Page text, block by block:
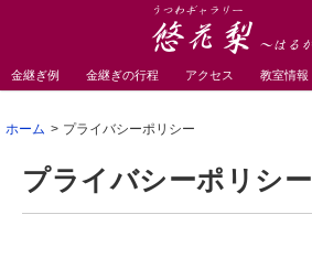
金継ぎ例 金継ぎの行程 アクセス 教室情報
ホーム プライバシーポリシー
プライバシーポリシー